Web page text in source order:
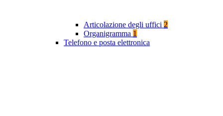
Articolazione degli uffici 2
Organigramma 1
Telefono e posta elettronica